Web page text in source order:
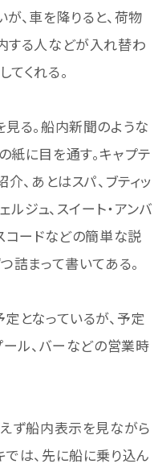
、車を降りると、荷物
する人などが入れ替わ
くれる。
る。船内新聞のような
紙に目を通す。キャプテ
、あとはスパ、ブティッ
ルジュ、スイート・アンバ
コードなどの簡単な説
詰まって書いてある。
となっているが、予定
ール、バーなどの営業時
ず船内表示を見ながら
は、先に船に乗り込ん